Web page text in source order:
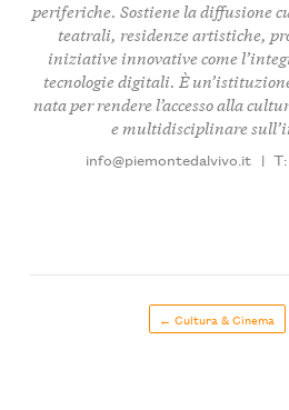
periferiche. Sostiene la diffusione
teatrali, residenze artistiche,
iniziative innovative come
tecnologie digitali. È
nata per rendere l’accesso alla
e multidisciplinare
info@piemontedalvivo.it |
← Cultura & Cinema